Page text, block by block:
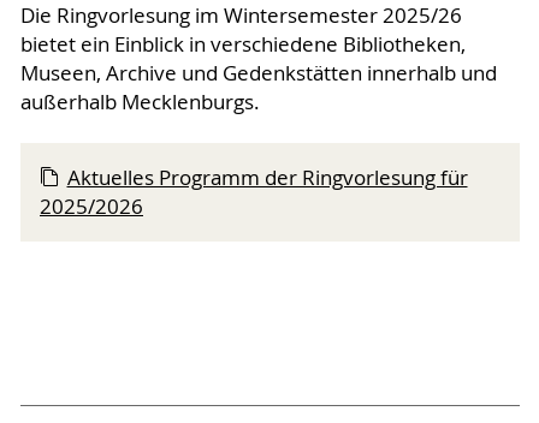
Die Ringvorlesung im Wintersemester 2025/26
bietet ein Einblick in verschiedene Bibliotheken,
Museen, Archive und Gedenkstätten innerhalb und
außerhalb Mecklenburgs.
Aktuelles Programm der Ringvorlesung für
2025/2026